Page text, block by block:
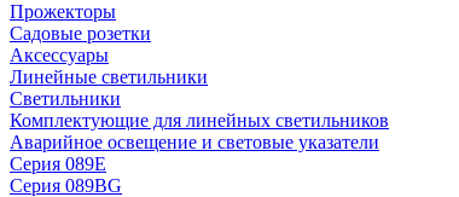
Прожекторы
Садовые розетки
Аксессуары
Линейные светильники
Светильники
Комплектующие для линейных светильников
Аварийное освещение и световые указатели
Серия 089E
Серия 089BG